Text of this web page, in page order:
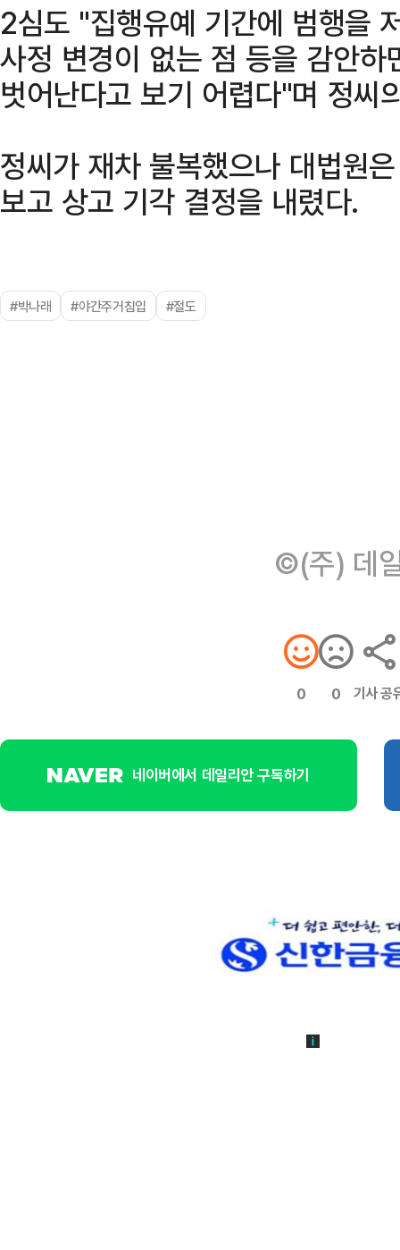
2심도 "집행유예 기간에 범행을
사정 변경이 없는 점 등을 감안
벗어난다고 보기 어렵다"며 정씨
정씨가 재차 불복했으나 대법원
보고 상고 기각 결정을 내렸다.
#박나래 #야간주거침입 #절도
©(주) 데
0 0 기사 공
네이버에서 데일리안 구독하기